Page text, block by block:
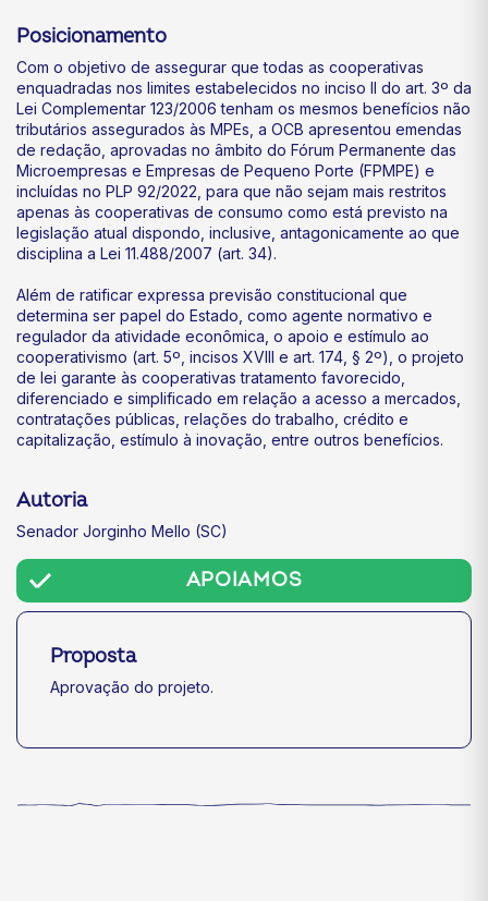
Posicionamento
Com o objetivo de assegurar que todas as cooperativas
enquadradas nos limites estabelecidos no inciso II do art. 3º da
Lei Complementar 123/2006 tenham os mesmos benefícios não
tributários assegurados às MPEs, a OCB apresentou emendas
de redação, aprovadas no âmbito do Fórum Permanente das
Microempresas e Empresas de Pequeno Porte (FPMPE) e
incluídas no PLP 92/2022, para que não sejam mais restritos
apenas às cooperativas de consumo como está previsto na
legislação atual dispondo, inclusive, antagonicamente ao que
disciplina a Lei 11.488/2007 (art. 34).
Além de ratificar expressa previsão constitucional que
determina ser papel do Estado, como agente normativo e
regulador da atividade econômica, o apoio e estímulo ao
cooperativismo (art. 5º, incisos XVIII e art. 174, § 2º), o projeto
de lei garante às cooperativas tratamento favorecido,
diferenciado e simplificado em relação a acesso a mercados,
contratações públicas, relações do trabalho, crédito e
capitalização, estímulo à inovação, entre outros benefícios.
Autoria
Senador Jorginho Mello (SC)
APOIAMOS
Proposta
Aprovação do projeto.